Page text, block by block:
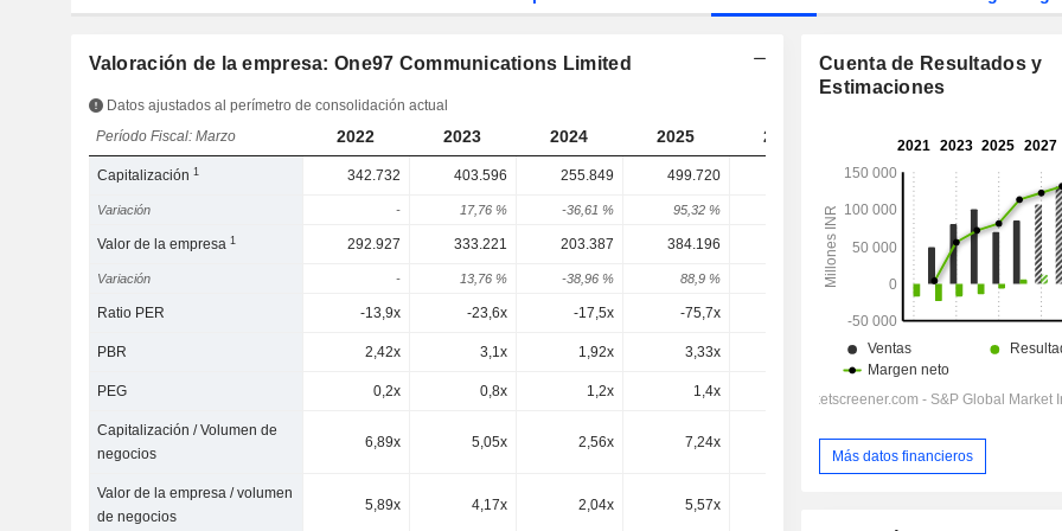
Valoración de la empresa: One97 Communications Limited
Datos ajustados al perímetro de consolidación actual
Período Fiscal: Marzo
2022 2023 2024 2025 2026 2027 2028
Capitalización1 342.732 403.596 255.849 499.720
Variación - 17,76 % -36,61 % 95,32 % 84,73 % -
Valor de la empresa1 292.927 333.221 203.387 384.196 779.701 749.464
Variación - 13,76 % -38,96 % 88,9 % 25,86 % -2,04 % -3,88 %
Ratio PER -13,9x -23,6x -17,5x -75,7x 77,1x
PBR 2,42x 3,1x 1,92x 3,33x 5,53x 4,95x
PEG 0,2x 0,8x 1,2x 1,4x 1x 0,7x
Capitalización / Volumen de
negocios
6,89x 5,05x 2,56x 7,24x 7,28x 8,68x
Valor de la empresa / volumen
de negocios
5,89x 4,17x 2,04x 5,57x
Cuenta de Resultados y
Estimaciones
Más datos financieros